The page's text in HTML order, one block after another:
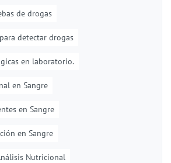
de drogas
detectar drogas
en laboratorio.
en Sangre
en Sangre
en Sangre
Nutricional